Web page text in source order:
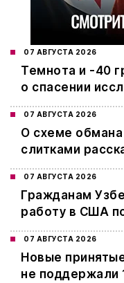
07 АВГУСТА 2026
Темнота и -40
о спасении
07 АВГУСТА 2026
О схеме
слитками
07 АВГУСТА 2026
Гражданам
работу в США
07 АВГУСТА 2026
Новые
не поддержали